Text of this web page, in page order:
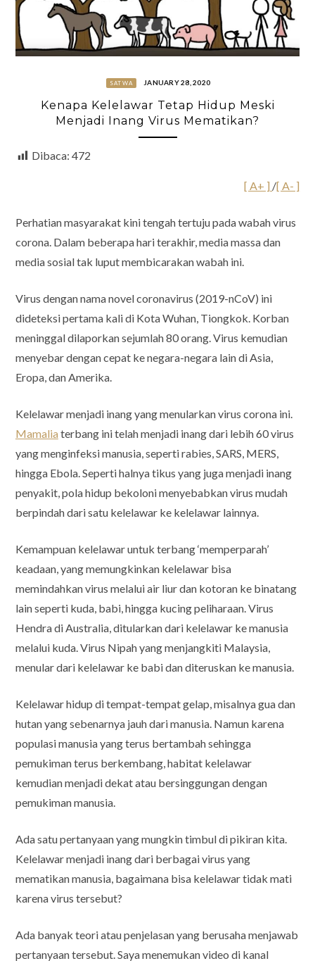
SATWA JANUARY 28, 2020
Kenapa Kelelawar Tetap Hidup Meski
Menjadi Inang Virus Mematikan?
Dibaca: 472
[ A+ ] /[ A- ]
Perhatian masyarakat kini tengah tertuju pada wabah virus
corona. Dalam beberapa hari terakhir, media massa dan
media sosial tak luput membicarakan wabah ini.
Virus dengan nama novel coronavirus (2019-nCoV) ini
dideteksi pertama kali di Kota Wuhan, Tiongkok. Korban
meninggal dilaporkan sejumlah 80 orang. Virus kemudian
menyebar dengan cepat ke negara-negara lain di Asia,
Eropa, dan Amerika.
Kelelawar menjadi inang yang menularkan virus corona ini.
Mamalia terbang ini telah menjadi inang dari lebih 60 virus
yang menginfeksi manusia, seperti rabies, SARS, MERS,
hingga Ebola. Seperti halnya tikus yang juga menjadi inang
penyakit, pola hidup bekoloni menyebabkan virus mudah
berpindah dari satu kelelawar ke kelelawar lainnya.
Kemampuan kelelawar untuk terbang ‘memperparah’
keadaan, yang memungkinkan kelelawar bisa
memindahkan virus melalui air liur dan kotoran ke binatang
lain seperti kuda, babi, hingga kucing peliharaan. Virus
Hendra di Australia, ditularkan dari kelelawar ke manusia
melalui kuda. Virus Nipah yang menjangkiti Malaysia,
menular dari kelelawar ke babi dan diteruskan ke manusia.
Kelelawar hidup di tempat-tempat gelap, misalnya gua dan
hutan yang sebenarnya jauh dari manusia. Namun karena
populasi manusia yang terus bertambah sehingga
pemukiman terus berkembang, habitat kelelawar
kemudian menjadi dekat atau bersinggungan dengan
pemukiman manusia.
Ada satu pertanyaan yang mungkin timbul di pikiran kita.
Kelelawar menjadi inang dari berbagai virus yang
mematikan manusia, bagaimana bisa kelelawar tidak mati
karena virus tersebut?
Ada banyak teori atau penjelasan yang berusaha menjawab
pertanyaan tersebut. Saya menemukan video di kanal